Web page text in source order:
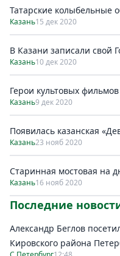
Татарские колыбельные
Казань15 дек 2020
В Казани записали свой
Казань10 дек 2020
Герои культовых
Казань9 дек 2020
Появилась казанская
Казань23 нояб 2020
Старинная мостовая на
Казань16 нояб 2020
Последние
Александр Беглов
Кировского района